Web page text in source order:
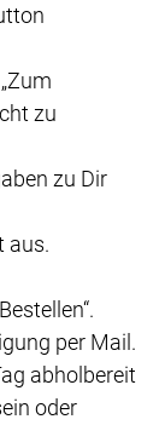
zu
zu Dir
aus.
per Mail.
abholbereit
oder